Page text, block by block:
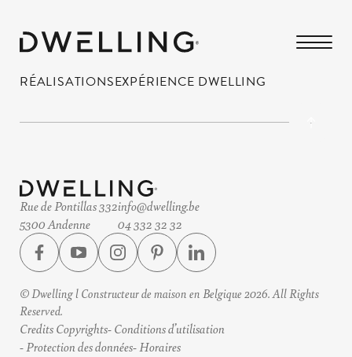
RÉALISATIONSEXPÉRIENCE DWELLING
Rue de Pontillas 332
5300 Andenne
info@dwelling.be
04 332 32 32
© Dwelling l Constructeur de maison en Belgique 2026. All Rights
Reserved.
Credits Copyrights Conditions d’utilisation
Protection des données Horaires